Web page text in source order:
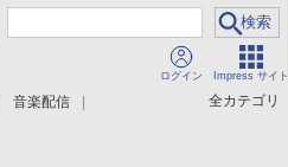
ログイン Impress サイト
全カテゴリ
音楽配信